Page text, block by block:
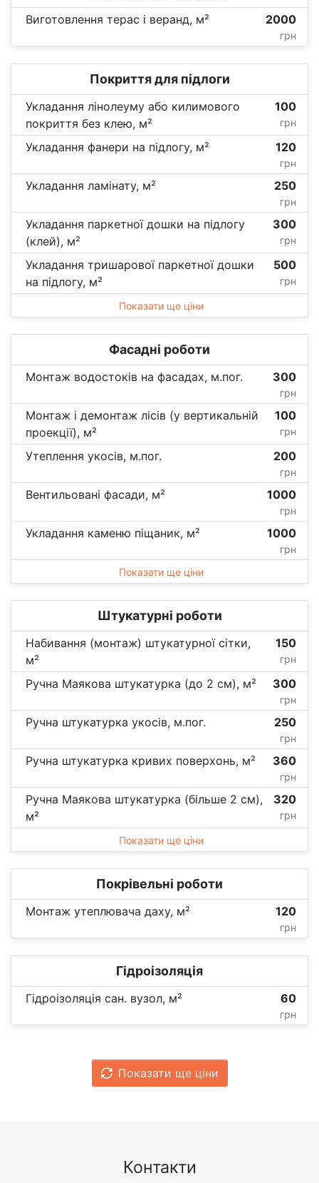
Виготовлення терас і веранд, м² 2000
грн
Покриття для підлоги
Укладання лінолеуму або килимового
покриття без клею, м²
100
грн
Укладання фанери на підлогу, м² 120
грн
Укладання ламінату, м² 250
грн
Укладання паркетної дошки на підлогу
(клей), м²
300
грн
Укладання тришарової паркетної дошки
на підлогу, м²
500
грн
Показати ще ціни
Фасадні роботи
Монтаж водостоків на фасадах, м.пог. 300
грн
Монтаж і демонтаж лісів (у вертикальній
проекції), м²
100
грн
Утеплення укосів, м.пог. 200
грн
Вентильовані фасади, м² 1000
грн
Укладання каменю піщаник, м² 1000
грн
Показати ще ціни
Штукатурні роботи
Набивання (монтаж) штукатурної сітки,
м²
150
грн
Ручна Маякова штукатурка (до 2 см), м² 300
грн
Ручна штукатурка укосів, м.пог. 250
грн
Ручна штукатурка кривих поверхонь, м² 360
грн
Ручна Маякова штукатурка (більше 2 см),
м²
320
грн
Показати ще ціни
Покрівельні роботи
Монтаж утеплювача даху, м² 120
грн
Гідроізоляція
Гідроізоляція сан. вузол, м² 60
грн
Показати ще ціни
Контакти